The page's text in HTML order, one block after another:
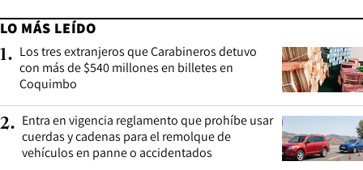
LO MÁS LEÍDO
1. Los tres extranjeros que Carabineros detuvo
con más de $540 millones en billetes en
Coquimbo
2. Entra en vigencia reglamento que prohíbe usar
cuerdas y cadenas para el remolque de
vehículos en panne o accidentados